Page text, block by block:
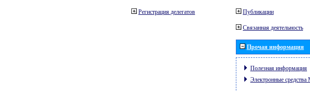
Регистрация делегатов Публикации
Связанная деятельность
Прочая информация
Полезная информация
Электронные